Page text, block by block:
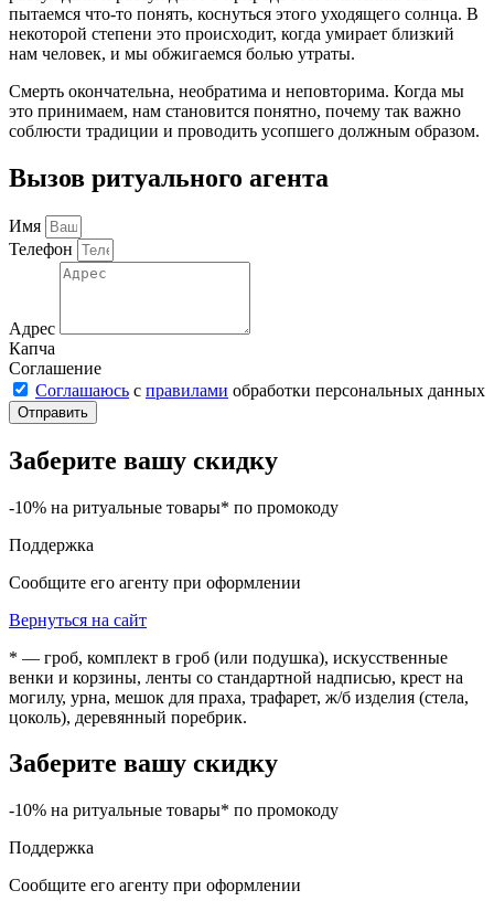
пытаемся что-то понять, коснуться этого уходящего солнца. В
некоторой степени это происходит, когда умирает близкий
нам человек, и мы обжигаемся болью утраты.
Смерть окончательна, необратима и неповторима. Когда мы
это принимаем, нам становится понятно, почему так важно
соблюсти традиции и проводить усопшего должным образом.
Вызов ритуального агента
Имя
Телефон
Адрес
Капча
Соглашение
Соглашаюсь с правилами обработки персональных данных
Отправить
Заберите вашу скидку
-10% на ритуальные товары* по промокоду
Поддержка
Сообщите его агенту при оформлении
Вернуться на сайт
* — гроб, комплект в гроб (или подушка), искусственные
венки и корзины, ленты со стандартной надписью, крест на
могилу, урна, мешок для праха, трафарет, ж/б изделия (стела,
цоколь), деревянный поребрик.
Заберите вашу скидку
-10% на ритуальные товары* по промокоду
Поддержка
Сообщите его агенту при оформлении